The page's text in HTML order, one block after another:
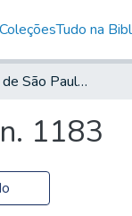
Tudo na
O Commercio de São Paulo, 1897, Ano V, n. 1183
1183